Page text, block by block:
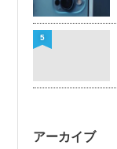
5
アーカイブ